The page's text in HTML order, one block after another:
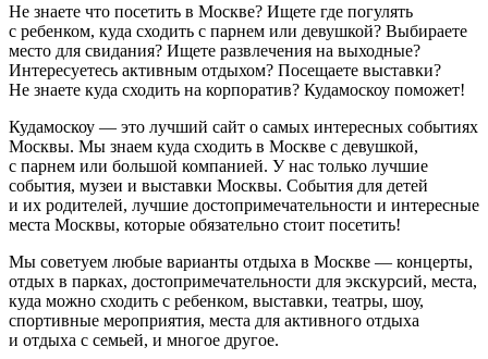
Не знаете что посетить в Москве? Ищете где погулять
с ребенком, куда сходить с парнем или девушкой? Выбираете
место для свидания? Ищете развлечения на выходные?
Интересуетесь активным отдыхом? Посещаете выставки?
Не знаете куда сходить на корпоратив? Кудамоскоу поможет!
Кудамоскоу — это лучший сайт о самых интересных событиях
Москвы. Мы знаем куда сходить в Москве с девушкой,
с парнем или большой компанией. У нас только лучшие
события, музеи и выставки Москвы. События для детей
и их родителей, лучшие достопримечательности и интересные
места Москвы, которые обязательно стоит посетить!
Мы советуем любые варианты отдыха в Москве — концерты,
отдых в парках, достопримечательности для экскурсий, места,
куда можно сходить с ребенком, выставки, театры, шоу,
спортивные мероприятия, места для активного отдыха
и отдыха с семьей, и многое другое.